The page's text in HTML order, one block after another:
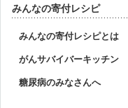
みんなの寄付レシピ
みんなの寄付レシピとは
がんサバイバーキッチン
糖尿病のみなさんへ